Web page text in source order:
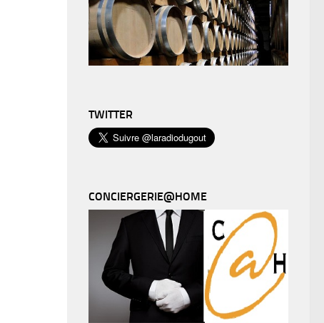
TWITTER
CONCIERGERIE@HOME